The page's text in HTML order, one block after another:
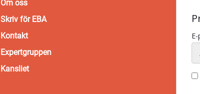
Om oss
Skriv för EBA
Kontakt
Expertgruppen
Kansliet